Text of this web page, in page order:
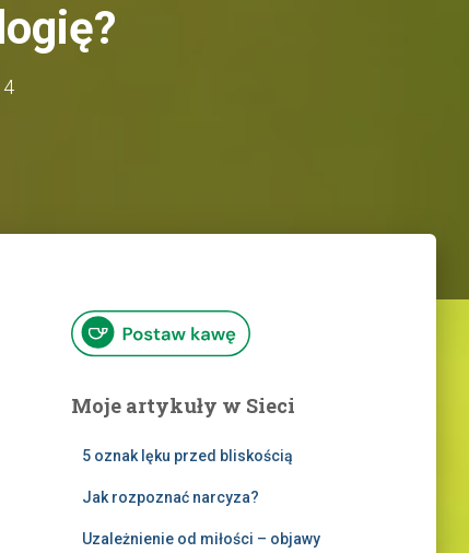
Moje artykuły w Sieci
5 oznak lęku przed bliskością
Jak rozpoznać narcyza?
Uzależnienie od miłości – objawy